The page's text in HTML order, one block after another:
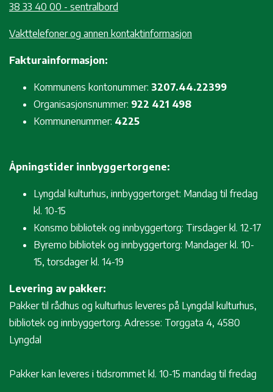
38 33 40 00 - sentralbord
Vakttelefoner og annen kontaktinformasjon
Fakturainformasjon:
Kommunens kontonummer: 3207.44.22399
Organisasjonsnummer: 922 421 498
Kommunenummer: 4225
Åpningstider innbyggertorgene:
Lyngdal kulturhus, innbyggertorget: Mandag til fredag
kl. 10-15
Konsmo bibliotek og innbyggertorg: Tirsdager kl. 12-17
Byremo bibliotek og innbyggertorg: Mandager kl. 10-
15, torsdager kl. 14-19
Levering av pakker:
Pakker til rådhus og kulturhus leveres på Lyngdal kulturhus,
bibliotek og innbyggertorg. Adresse: Torggata 4, 4580
Lyngdal
Pakker kan leveres i tidsrommet kl. 10-15 mandag til fredag